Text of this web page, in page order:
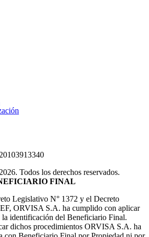
Todos los derechos reservados.
FINAL
Legislativo N° 1372 y el Decreto
ORVISA S.A. ha cumplido con aplicar
la identificación del Beneficiario Final.
dichos procedimientos ORVISA S.A. ha